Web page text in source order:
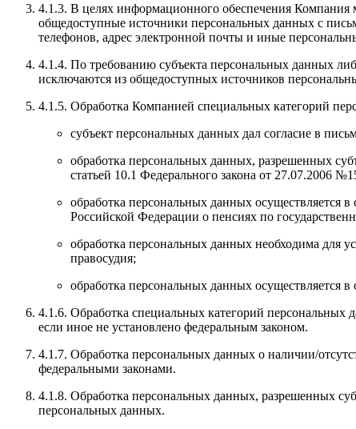
4.1.3. В целях информационного обеспечения Компания
общедоступные источники персональных данных с
телефонов, адрес электронной почты и иные
4.1.4. По требованию субъекта персональных данных
исключаются из общедоступных источников
4.1.5. Обработка Компанией специальных категорий
субъект персональных данных дал согласие в
обработка персональных данных, разрешенных
статьей 10.1 Федерального закона от 27.07.2006
обработка персональных данных осуществляется
Российской Федерации о пенсиях по
обработка персональных данных необходима для
правосудия;
обработка персональных данных осуществляется в
4.1.6. Обработка специальных категорий персональных
если иное не установлено федеральным законом.
4.1.7. Обработка персональных данных о наличии/
федеральными законами.
4.1.8. Обработка персональных данных, разрешенных
персональных данных.